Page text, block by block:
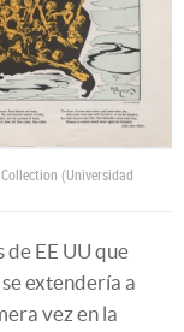
(Universidad
de EE UU que
extendería a
vez en la